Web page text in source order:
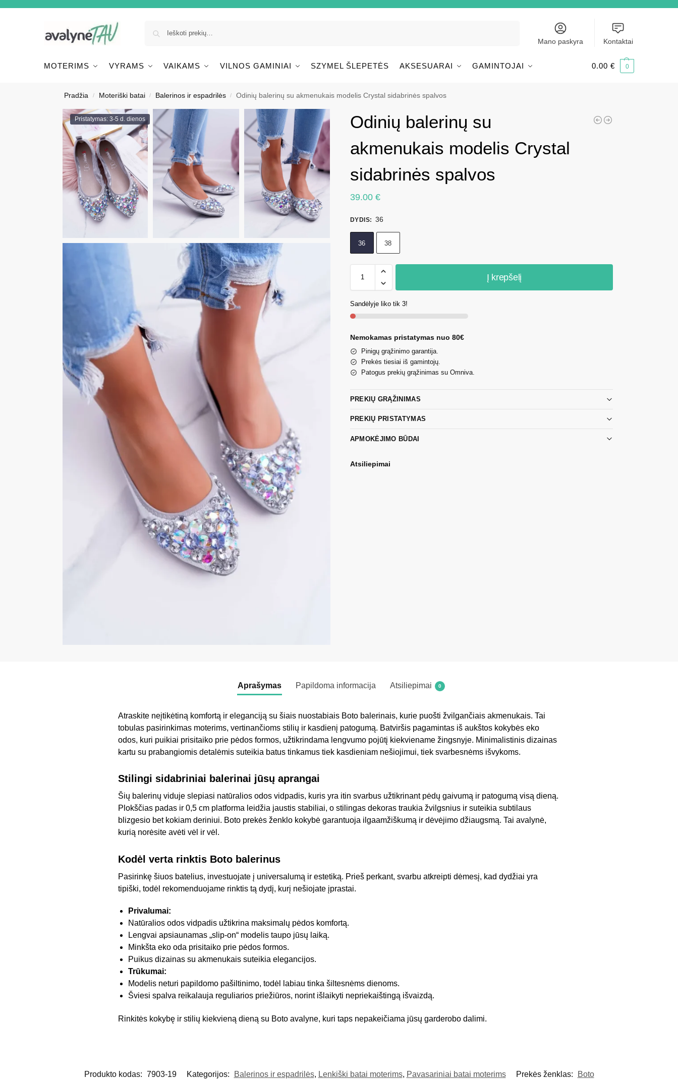
Mano paskyra Kontaktai
MOTERIMS VYRAMS VAIKAMS VILNOS GAMINIAI SZYMEL ŠLEPETĖS AKSESUARAI GAMINTOJAI 0.00 € 0
Pradžia / Moteriški batai / Balerinos ir espadrilės / Odinių balerinų su akmenukais modelis Crystal sidabrinės spalvos
Pristatymas: 3-5 d. dienos
Odinių balerinų su
akmenukais modelis Crystal
sidabrinės spalvos
39.00 €
DYDIS: 36
36 38
Į krepšelį
Sandėlyje liko tik 3!
Nemokamas pristatymas nuo 80€
Pinigų grąžinimo garantija.
Prekės tiesiai iš gamintojų.
Patogus prekių grąžinimas su Omniva.
PREKIŲ GRĄŽINIMAS
PREKIŲ PRISTATYMAS
APMOKĖJIMO BŪDAI
Atsiliepimai
Aprašymas Papildoma informacija Atsiliepimai 0
Atraskite neįtikėtiną komfortą ir eleganciją su šiais nuostabiais Boto balerinais, kurie puošti žvilgančiais akmenukais. Tai
tobulas pasirinkimas moterims, vertinančioms stilių ir kasdienį patogumą. Batviršis pagamintas iš aukštos kokybės eko
odos, kuri puikiai prisitaiko prie pėdos formos, užtikrindama lengvumo pojūtį kiekviename žingsnyje. Minimalistinis dizainas
kartu su prabangiomis detalėmis suteikia batus tinkamus tiek kasdieniam nešiojimui, tiek svarbesnėms išvykoms.
Stilingi sidabriniai balerinai jūsų aprangai
Šių balerinų viduje slepiasi natūralios odos vidpadis, kuris yra itin svarbus užtikrinant pėdų gaivumą ir patogumą visą dieną.
Plokščias padas ir 0,5 cm platforma leidžia jaustis stabiliai, o stilingas dekoras traukia žvilgsnius ir suteikia subtilaus
blizgesio bet kokiam deriniui. Boto prekės ženklo kokybė garantuoja ilgaamžiškumą ir dėvėjimo džiaugsmą. Tai avalynė,
kurią norėsite avėti vėl ir vėl.
Kodėl verta rinktis Boto balerinus
Pasirinkę šiuos batelius, investuojate į universalumą ir estetiką. Prieš perkant, svarbu atkreipti dėmesį, kad dydžiai yra
tipiški, todėl rekomenduojame rinktis tą dydį, kurį nešiojate įprastai.
Privalumai:
Natūralios odos vidpadis užtikrina maksimalų pėdos komfortą.
Lengvai apsiaunamas „slip-on“ modelis taupo jūsų laiką.
Minkšta eko oda prisitaiko prie pėdos formos.
Puikus dizainas su akmenukais suteikia elegancijos.
Trūkumai:
Modelis neturi papildomo pašiltinimo, todėl labiau tinka šiltesnėms dienoms.
Šviesi spalva reikalauja reguliarios priežiūros, norint išlaikyti nepriekaištingą išvaizdą.
Rinkitės kokybę ir stilių kiekvieną dieną su Boto avalyne, kuri taps nepakeičiama jūsų garderobo dalimi.
Produkto kodas: 7903-19 Kategorijos: Balerinos ir espadrilės, Lenkiški batai moterims, Pavasariniai batai moterims Prekės ženklas: Boto